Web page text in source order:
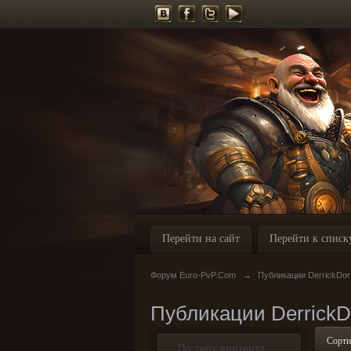
Перейти на сайт Перейти к
Форум Euro-PvP.Com → Публикации DerrickDor
Публикации
По типу контента